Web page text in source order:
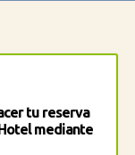
tu reserva
mediante